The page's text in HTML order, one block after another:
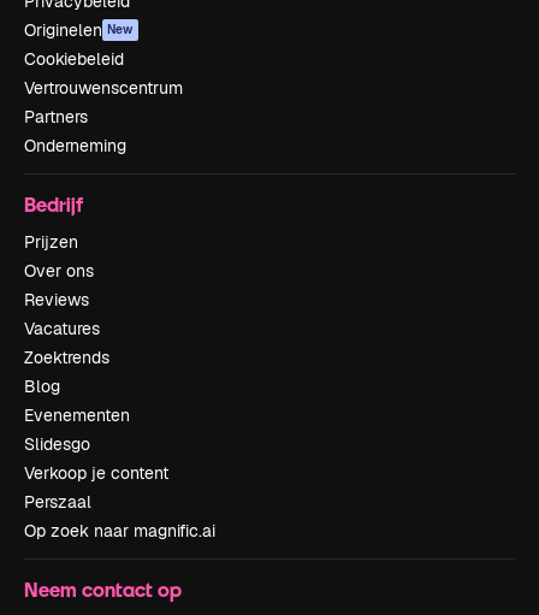
Originelen New
Cookiebeleid
Vertrouwenscentrum
Partners
Onderneming
Bedrijf
Prijzen
Over ons
Reviews
Vacatures
Zoektrends
Blog
Evenementen
Slidesgo
Verkoop je content
Perszaal
Op zoek naar magnific.ai
Neem contact op